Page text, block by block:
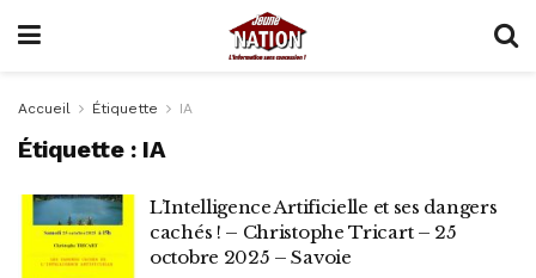
Accueil Étiquette IA
Étiquette : IA
L’Intelligence Artificielle et ses dangers
cachés ! – Christophe Tricart – 25
octobre 2025 – Savoie